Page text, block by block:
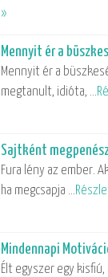
»
Mennyit ér a
Mennyit ér a
megtanult, idióta, …
Sajtként
Fura lény az ember.
ha megcsapja …
Mindennapi
Élt egyszer egy